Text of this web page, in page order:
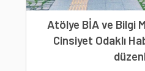
Atölye BİA ve Bilgi
Cinsiyet Odaklı